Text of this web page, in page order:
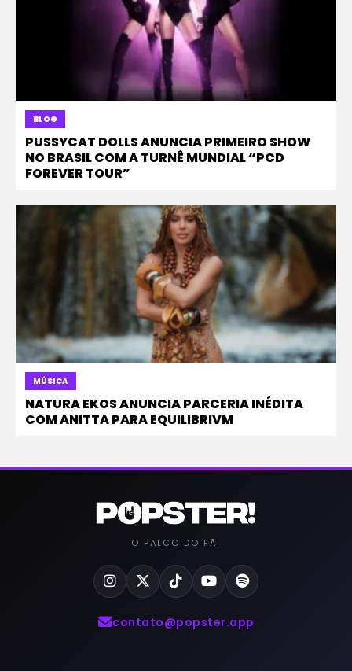
BLOG
PUSSYCAT DOLLS ANUNCIA PRIMEIRO SHOW
NO BRASIL COM A TURNÊ MUNDIAL “PCD
FOREVER TOUR”
MÚSICA
NATURA EKOS ANUNCIA PARCERIA INÉDITA
COM ANITTA PARA EQUILIBRIVM
O PALCO DO FÃ!
contato@popster.app